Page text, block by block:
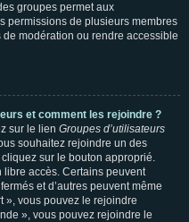
groupes permet aux
permissions de plusieurs membres
modération ou rendre accessible
et comment les rejoindre ?
sur le lien Groupes d’utilisateurs
souhaitez rejoindre un des
sur le bouton approprié.
libre accès. Certains peuvent
et d’autres peuvent même
», vous pouvez le rejoindre
», vous pouvez rejoindre le